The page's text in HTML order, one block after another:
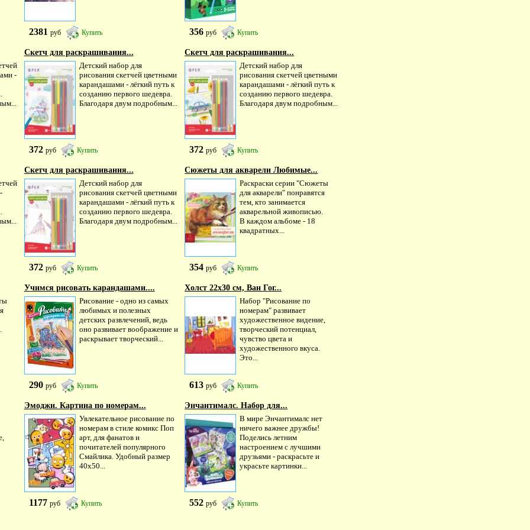
2381 руб Купить 356руб Купить
-
Скетч для раскрашивания...
Детский набор для
рисования скетчей цветными
карандашами - лёгкий путь к
созданию первого шедевра.
Благодаря двум подробным...
372 руб Купить
Скетч для раскрашивания...
Детский набор для
рисования скетчей цветными
карандашами - лёгкий путь к
созданию первого шедевра.
Благодаря двум подробным...
372руб Купить
Скетч для раскрашивания...
Детский набор для
рисования скетчей цветными
карандашами - лёгкий путь к
созданию первого шедевра.
Благодаря двум подробным...
372 руб Купить
Сюжеты для акварели Любимые...
Раскраски серии "Сюжеты
для акварели" понравятся
тем, кто занимается
акварельной живописью.
В каждом альбоме - 18
квадратных...
354руб Купить
Учимся рисовать карандашами....
Рисование - одно из самых
любимых и полезных
детских развлечений, ведь
оно развивает воображение и
раскрывает творческий...
290 руб Купить
Холст 22х30 см, Ван Гог...
Набор "Рисование по
номерам" развивает
художественное видение,
творческий потенциал,
чувство цвета и
художественного вкуса.
Это...
613руб Купить
Эмоджи. Картина по номерам...
Увлекательное рисование по
номерам в стиле комикс Поп
арт, для фанатов и
почитателей популярного
Смайлика. Удобный размер
40х50...
1177 руб Купить
Энчантималс. Набор для...
В мире Энчантималс нет
ничего важнее дружбы!
Поделись летним
настроением с лучшими
друзьями - раскрасьте и
украсьте картинки...
552руб Купить